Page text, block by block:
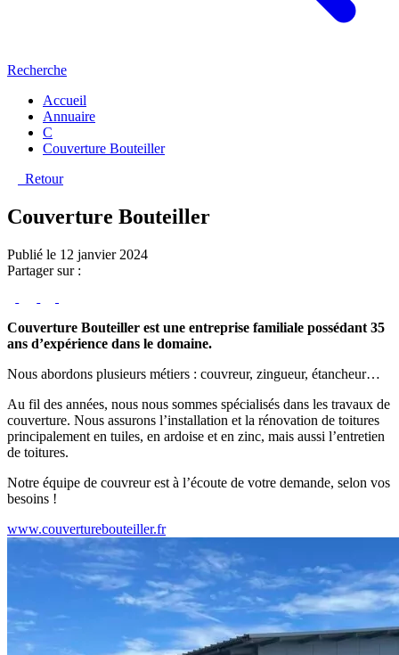
Recherche
Accueil
Annuaire
C
Couverture Bouteiller
Retour
Couverture Bouteiller
Publié le 12 janvier 2024
Partager sur :
Couverture Bouteiller est une entreprise familiale possédant 35
ans d’expérience dans le domaine.
Nous abordons plusieurs métiers : couvreur, zingueur, étancheur…
Au fil des années, nous nous sommes spécialisés dans les travaux de
couverture. Nous assurons l’installation et la rénovation de toitures
principalement en tuiles, en ardoise et en zinc, mais aussi l’entretien
de toitures.
Notre équipe de couvreur est à l’écoute de votre demande, selon vos
besoins !
www.couverturebouteiller.fr